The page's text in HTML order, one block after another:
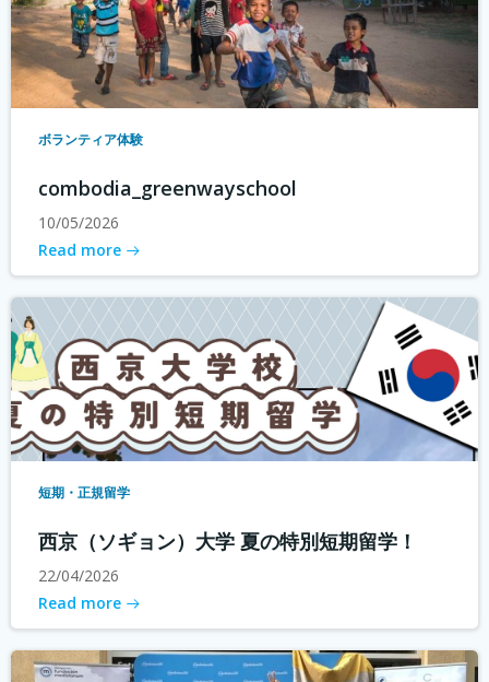
ボランティア体験
combodia_greenwayschool
10/05/2026
Read more
短期・正規留学
西京（ソギョン）大学 夏の特別短期留学！
22/04/2026
Read more